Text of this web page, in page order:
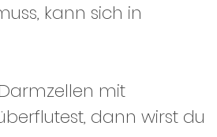
kann sich in
mit
dann wirst du